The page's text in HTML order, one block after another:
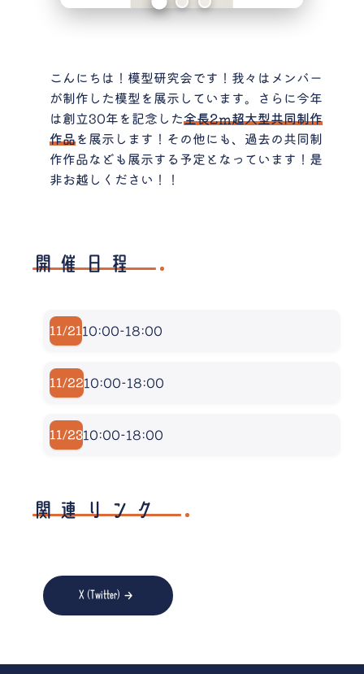
こんにちは！模型研究会です！我々はメンバー
が制作した模型を展示しています。さらに今年
は創立30年を記念した全長2m超大型共同制作
作品を展示します！その他にも、過去の共同制
作作品なども展示する予定となっています！是
非お越しください！！
開催日程
11/21 10:00-18:00
11/2210:00-18:00
11/2310:00-18:00
関連リンク
X (Twitter) →